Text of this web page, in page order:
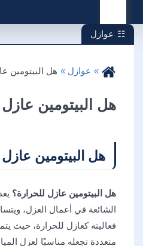
القائمة
عوازل
عوازل هل البيتومين
هل البيتومين
هل البيتومين
هل البيتومين عازل للحرارة؟
الشائعة في أعمال العزل،
فعاليته كعازل للحرارة، حيث
متعددة تجعله مناسبًا لعزل